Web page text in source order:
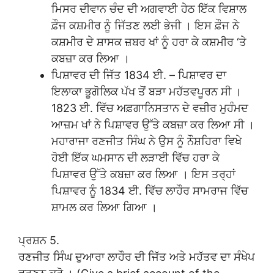
ਮਿਸਰ ਦੀਵਾਨ ਚੰਦ ਦੀ ਅਗਵਾਈ ਹੇਠ ਇੱਕ ਵਿਸ਼ਾਲ
ਫ਼ੌਜ ਕਸ਼ਮੀਰ ਨੂੰ ਜਿੱਤਣ ਲਈ ਭੇਜੀ । ਇਸ ਫ਼ੌਜ ਨੇ
ਕਸ਼ਮੀਰ ਦੇ ਸ਼ਾਸਕ ਜ਼ਬਰ ਖਾਂ ਨੂੰ ਹਰਾ ਕੇ ਕਸ਼ਮੀਰ ‘ਤੇ
ਕਬਜ਼ਾ ਕਰ ਲਿਆ ।
ਪਿਸ਼ਾਵਰ ਦੀ ਜਿੱਤ 1834 ਈ. – ਪਿਸ਼ਾਵਰ ਦਾ
ਇਲਾਕਾ ਭੂਗੋਲਿਕ ਪੱਖ ਤੋਂ ਬੜਾ ਮਹੱਤਵਪੂਰਨ ਸੀ ।
1823 ਈ. ਵਿੱਚ ਅਫ਼ਗਾਨਿਸਤਾਨ ਦੇ ਵਜ਼ੀਰ ਮੁਹੰਮਦ
ਆਜ਼ਮ ਖਾਂ ਨੇ ਪਿਸ਼ਾਵਰ ਉੱਤੇ ਕਬਜ਼ਾ ਕਰ ਲਿਆ ਸੀ ।
ਮਹਾਰਾਜਾ ਰਣਜੀਤ ਸਿੰਘ ਨੇ ਉਸ ਨੂੰ ਨੌਸ਼ਹਿਰਾ ਵਿਖੇ
ਹੋਈ ਇੱਕ ਘਮਸਾਨ ਦੀ ਲੜਾਈ ਵਿੱਚ ਹਰਾ ਕੇ
ਪਿਸ਼ਾਵਰ ਉੱਤੇ ਕਬਜ਼ਾ ਕਰ ਲਿਆ । ਇਸ ਤਰ੍ਹਾਂ
ਪਿਸ਼ਾਵਰ ਨੂੰ 1834 ਈ. ਵਿੱਚ ਲਾਹੌਰ ਸਾਮਰਾਜ ਵਿੱਚ
ਸ਼ਾਮਲ ਕਰ ਲਿਆ ਗਿਆ ।
ਪ੍ਰਸ਼ਨ 5.
ਰਣਜੀਤ ਸਿੰਘ ਦੁਆਰਾ ਲਾਹੌਰ ਦੀ ਜਿੱਤ ਅਤੇ ਮਹੱਤਵ ਦਾ ਸੰਖੇਪ